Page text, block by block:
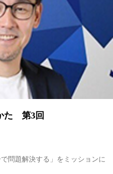
た 第3回
問題解決する」をミッションに